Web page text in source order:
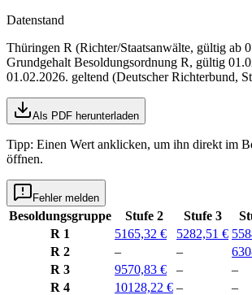
Datenstand
Thüringen R (Richter/Staatsanwälte, gültig ab
Grundgehalt Besoldungsordnung R, gültig
01.02.2026. geltend (Deutscher Richterbund,
Als PDF herunterladen
Tipp: Einen Wert anklicken, um ihn direkt im
öffnen.
Fehler melden
Besoldungsgruppe Stufe 2 Stufe 3
R 1
5165,32 € 5282,51 €
R 2
– –
R 3
9570,83 € – –
R 4
10128,22 € – –